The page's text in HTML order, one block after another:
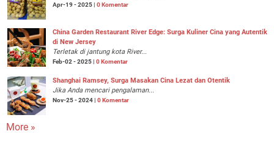
Apr-19 - 2025 | 0 Komentar
China Garden Restaurant River Edge: Surga Kuliner Cina yang Autentik
di New Jersey
Terletak di jantung kota River...
Feb-02 - 2025 | 0 Komentar
Shanghai Ramsey, Surga Masakan Cina Lezat dan Otentik
Jika Anda mencari pengalaman...
Nov-25 - 2024 | 0 Komentar
More »